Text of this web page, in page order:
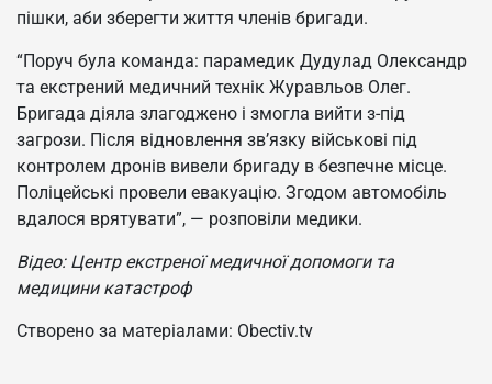
пішки, аби зберегти життя членів бригади.
“Поруч була команда: парамедик Дудулад Олександр
та екстрений медичний технік Журавльов Олег.
Бригада діяла злагоджено і змогла вийти з-під
загрози. Після відновлення зв’язку військові під
контролем дронів вивели бригаду в безпечне місце.
Поліцейські провели евакуацію. Згодом автомобіль
вдалося врятувати”, — розповіли медики.
Відео: Центр екстреної медичної допомоги та
медицини катастроф
Створено за матеріалами: Obectiv.tv